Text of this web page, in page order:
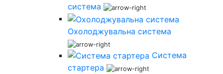
система
Охолоджувальна система
Система
стартера